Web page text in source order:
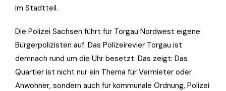
im Stadtteil.
Die Polizei Sachsen führt für Torgau Nordwest eigene
Bürgerpolizisten auf. Das Polizeirevier Torgau ist
demnach rund um die Uhr besetzt. Das zeigt: Das
Quartier ist nicht nur ein Thema für Vermieter oder
Anwohner, sondern auch für kommunale Ordnung, Polizei